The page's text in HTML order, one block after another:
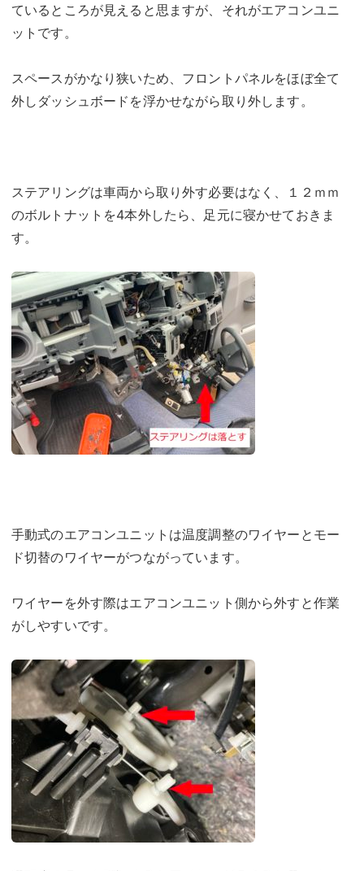
ているところが見えると思ますが、それがエアコンユニ
ットです。
スペースがかなり狭いため、フロントパネルをほぼ全て
外しダッシュボードを浮かせながら取り外します。
ステアリングは車両から取り外す必要はなく、１２ｍｍ
のボルトナットを4本外したら、足元に寝かせておきま
す。
手動式のエアコンユニットは温度調整のワイヤーとモー
ド切替のワイヤーがつながっています。
ワイヤーを外す際はエアコンユニット側から外すと作業
がしやすいです。